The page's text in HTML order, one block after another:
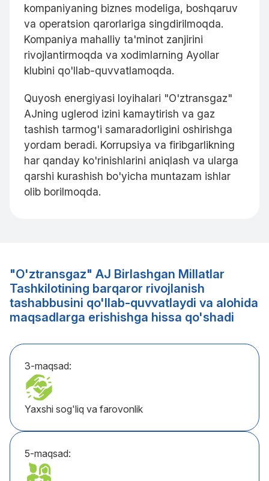
kompaniyaning biznes modeliga, boshqaruv
va operatsion qarorlariga singdirilmoqda.
Kompaniya mahalliy ta'minot zanjirini
rivojlantirmoqda va xodimlarning Ayollar
klubini qo'llab-quvvatlamoqda.
Quyosh energiyasi loyihalari "O'ztransgaz"
AJning uglerod izini kamaytirish va gaz
tashish tarmog'i samaradorligini oshirishga
yordam beradi. Korrupsiya va firibgarlikning
har qanday ko'rinishlarini aniqlash va ularga
qarshi kurashish bo'yicha muntazam ishlar
olib borilmoqda.
"O'ztransgaz" AJ Birlashgan Millatlar
Tashkilotining barqaror rivojlanish
tashabbusini qo'llab-quvvatlaydi va alohida
maqsadlarga erishishga hissa qo'shadi
3-maqsad:
Yaxshi sog'liq va farovonlik
5-maqsad: